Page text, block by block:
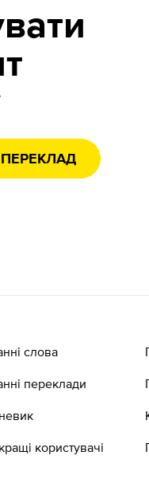
слова
переклади
користувачі